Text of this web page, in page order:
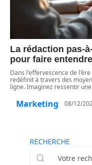
La rédaction pas-
pour faire
Dans l'effervescence de
redéfinit à travers des
ligne. Imaginez ressentir une
Marketing 08/12/
RECHERCHE